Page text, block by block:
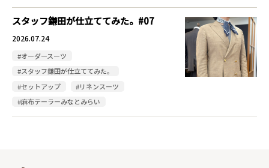
スタッフ鎌田が仕立ててみた。#07
2026.07.24
#オーダースーツ
#スタッフ鎌田が仕立ててみた。
#セットアップ
#リネンスーツ
#麻布テーラーみなとみらい